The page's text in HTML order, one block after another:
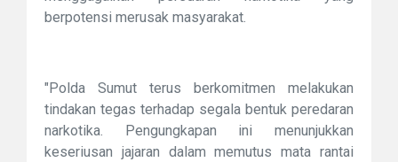
berpotensi merusak masyarakat.
"Polda Sumut terus berkomitmen melakukan
tindakan tegas terhadap segala bentuk peredaran
narkotika. Pengungkapan ini menunjukkan
keseriusan jajaran dalam memutus mata rantai